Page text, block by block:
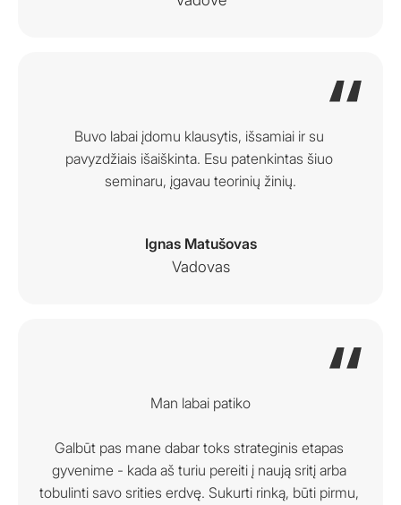
Buvo labai įdomu klausytis, išsamiai ir su
pavyzdžiais išaiškinta. Esu patenkintas šiuo
seminaru, įgavau teorinių žinių.
Ignas Matušovas
Vadovas
Man labai patiko
Galbūt pas mane dabar toks strateginis etapas
gyvenime - kada aš turiu pereiti į naują sritį arba
tobulinti savo srities erdvę. Sukurti rinką, būti pirmu,